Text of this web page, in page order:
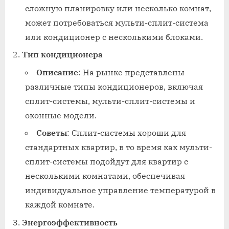
сложную планировку или несколько комнат,
может потребоваться мульти-сплит-система
или кондиционер с несколькими блоками.
Тип кондиционера
Описание: На рынке представлены
различные типы кондиционеров, включая
сплит-системы, мульти-сплит-системы и
оконные модели.
Советы: Сплит-системы хороши для
стандартных квартир, в то время как мульти-
сплит-системы подойдут для квартир с
несколькими комнатами, обеспечивая
индивидуальное управление температурой в
каждой комнате.
Энергоэффективность